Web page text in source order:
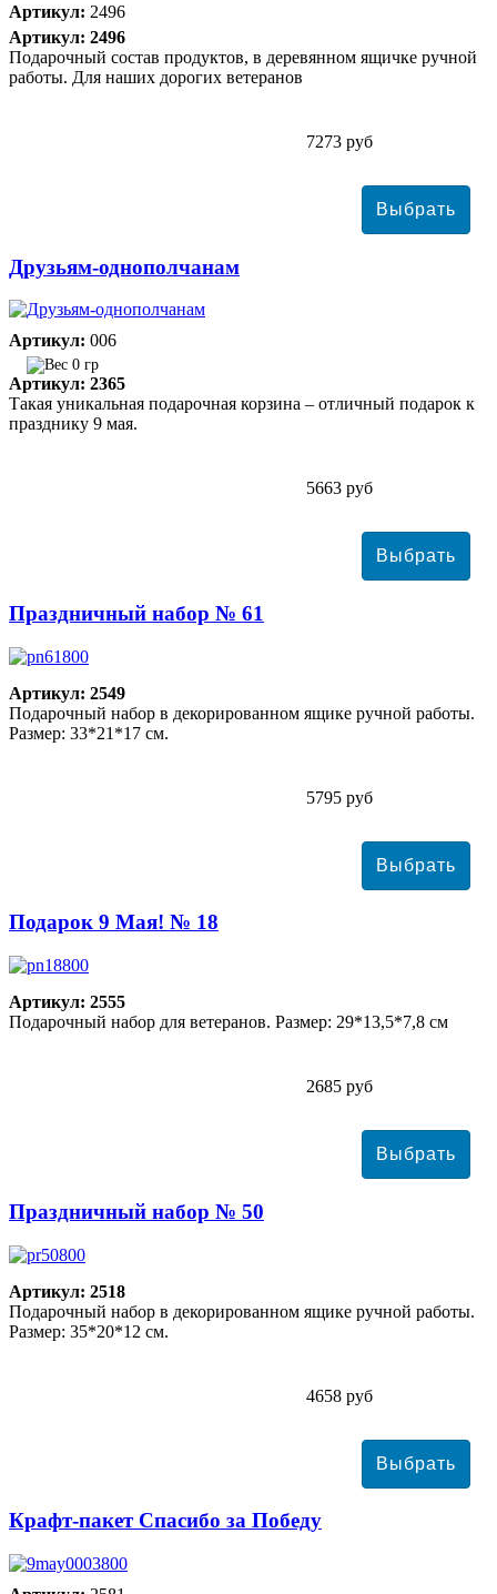
Артикул: 2496
Артикул: 2496
Подарочный состав продуктов, в деревянном ящичке ручной
работы. Для наших дорогих ветеранов
7273 руб
Друзьям-однополчанам
Артикул: 006
0 гр
Артикул: 2365
Такая уникальная подарочная корзина – отличный подарок к
празднику 9 мая.
5663 руб
Праздничный набор № 61
Артикул: 2549
Подарочный набор в декорированном ящике ручной работы.
Размер: 33*21*17 см.
5795 руб
Подарок 9 Мая! № 18
Артикул: 2555
Подарочный набор для ветеранов. Размер: 29*13,5*7,8 см
2685 руб
Праздничный набор № 50
Артикул: 2518
Подарочный набор в декорированном ящике ручной работы.
Размер: 35*20*12 см.
4658 руб
Крафт-пакет Спасибо за Победу